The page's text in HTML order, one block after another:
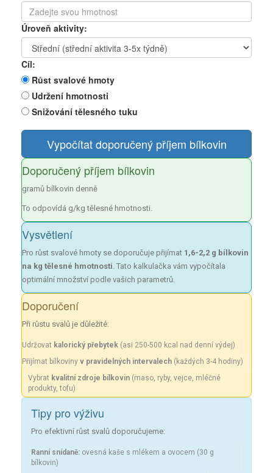
Úroveň aktivity:
Cíl:
Růst svalové hmoty
Udržení hmotnosti
Snižování tělesného tuku
Vypočítat doporučený příjem bílkovin
Doporučený příjem bílkovin
gramů bílkovin denně
To odpovídá g/kg tělesné hmotnosti.
Vysvětlení
Pro růst svalové hmoty se doporučuje přijímat 1,6-2,2 g bílkovin
na kg tělesné hmotnosti. Tato kalkulačka vám vypočítala
optimální množství podle vašich parametrů.
Doporučení
Při růstu svalů je důležité:
Udržovat kalorický přebytek (asi 250-500 kcal nad denní výdej)
Přijímat bílkoviny v pravidelných intervalech (každých 3-4 hodiny)
Vybrat kvalitní zdroje bílkovin (maso, ryby, vejce, mléčné
produkty, tofu)
Tipy pro výživu
Pro efektivní růst svalů doporučujeme:
Ranní snídaně: ovesná kaše s mlékem a ovocem (30 g
bílkovin)